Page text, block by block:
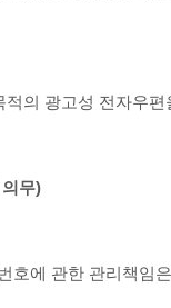
의 광고성 전자우
무)
호에 관한 관리책임